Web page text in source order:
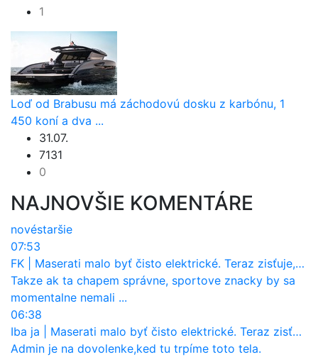
1
Loď od Brabusu má záchodovú dosku z karbónu, 1
450 koní a dva ...
31.07.
7131
0
NAJNOVŠIE KOMENTÁRE
novéstaršie
07:53
FK
Maserati malo byť čisto elektrické. Teraz zisťuje, že potrebuje nový osemvalcový motor
Takze ak ta chapem správne, sportove znacky by sa
momentalne nemali ...
06:38
Iba ja
Maserati malo byť čisto elektrické. Teraz zisťuje, že potrebuje nový osemvalcový motor
Admin je na dovolenke,ked tu trpíme toto tela.